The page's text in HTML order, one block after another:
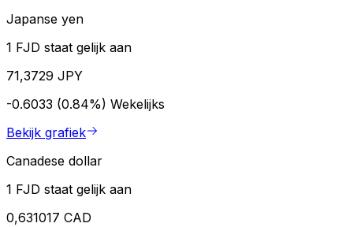
Japanse yen
1 FJD staat gelijk aan
71,3729 JPY
-0.6033 (0.84%) Wekelijks
Bekijk grafiek
Canadese dollar
1 FJD staat gelijk aan
0,631017 CAD